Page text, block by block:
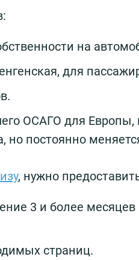
на
для
ОСАГО для
но постоянно
, нужно
3 и более
страниц.